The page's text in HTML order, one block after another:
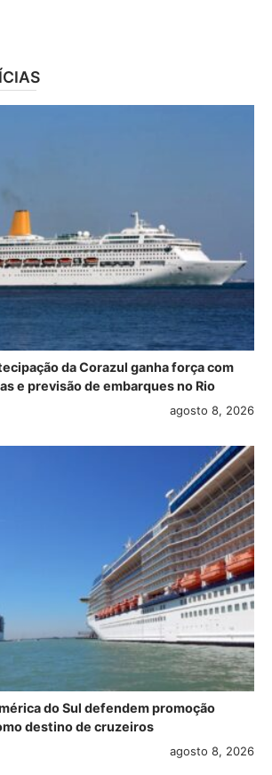
da Corazul ganha força com
e previsão de embarques no Rio
agosto 8, 2026
do Sul defendem promoção
destino de cruzeiros
agosto 8, 2026